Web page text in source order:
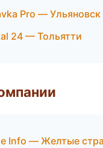
Pro — Ульяновск
24 — Тольятти
Info — Желтые